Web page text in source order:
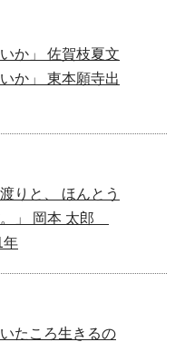
か」 佐賀枝夏文
か」 東本願寺出
りと、 ほんとう
」 岡本 太郎
年
たころ生きるの